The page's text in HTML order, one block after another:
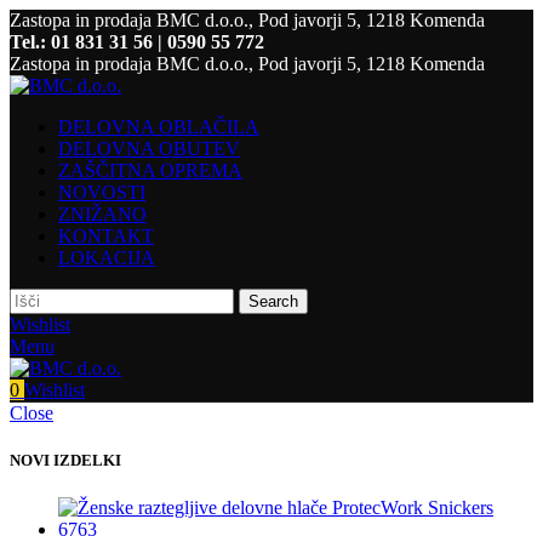
Zastopa in prodaja BMC d.o.o., Pod javorji 5, 1218 Komenda
Tel.: 01 831 31 56 | 0590 55 772
Zastopa in prodaja BMC d.o.o., Pod javorji 5, 1218 Komenda
DELOVNA OBLAČILA
DELOVNA OBUTEV
ZAŠČITNA OPREMA
NOVOSTI
ZNIŽANO
KONTAKT
LOKACIJA
Search
Wishlist
Menu
0 Wishlist
Close
NOVI IZDELKI